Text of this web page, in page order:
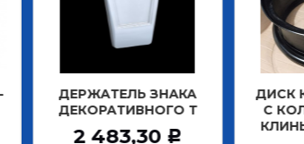
ЗНАКА
Т
Р
ДИСК КОЛЕСА 7,0*20
С КОЛЬЦАМИ ПОД
КЛИНЬЯ ОРИГИНАЛ